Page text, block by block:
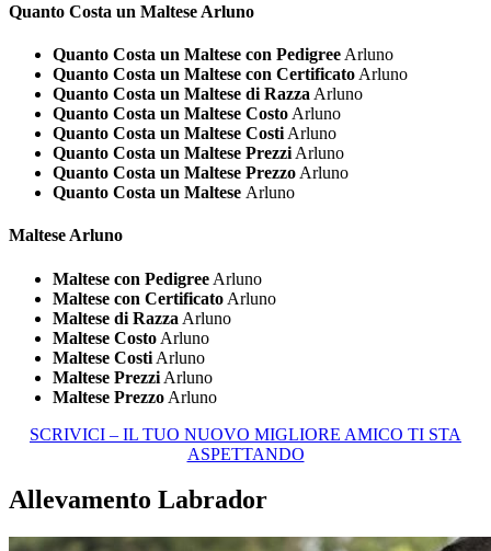
Quanto Costa un Maltese Arluno
Quanto Costa un Maltese con Pedigree Arluno
Quanto Costa un Maltese con Certificato Arluno
Quanto Costa un Maltese di Razza Arluno
Quanto Costa un Maltese Costo Arluno
Quanto Costa un Maltese Costi Arluno
Quanto Costa un Maltese Prezzi Arluno
Quanto Costa un Maltese Prezzo Arluno
Quanto Costa un Maltese Arluno
Maltese Arluno
Maltese con Pedigree Arluno
Maltese con Certificato Arluno
Maltese di Razza Arluno
Maltese Costo Arluno
Maltese Costi Arluno
Maltese Prezzi Arluno
Maltese Prezzo Arluno
SCRIVICI – IL TUO NUOVO MIGLIORE AMICO TI STA
ASPETTANDO
Allevamento Labrador